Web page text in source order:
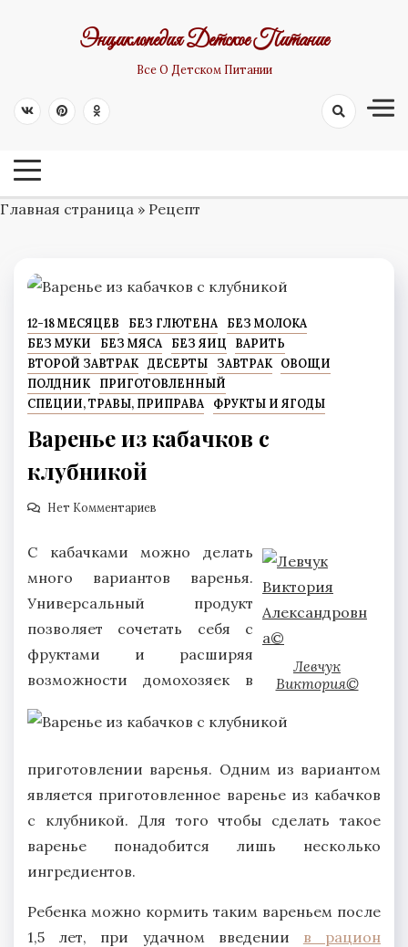
Энциклопедия Детское Питание
Все О Детском Питании
Главная страница » Рецепт
12-18 МЕСЯЦЕВ БЕЗ ГЛЮТЕНА
БЕЗ МОЛОКА
БЕЗ МУКИ
БЕЗ МЯСА БЕЗ ЯИЦ
ВАРИТЬ
ВТОРОЙ ЗАВТРАК
ДЕСЕРТЫ ЗАВТРАК
ОВОЩИ
ПОЛДНИК
ПРИГОТОВЛЕННЫЙ
СПЕЦИИ, ТРАВЫ, ПРИПРАВА
ФРУКТЫ И ЯГОДЫ
Варенье из кабачков с
клубникой
Нет Комментариев
Левчук
Виктория©
С кабачками можно делать
много вариантов варенья.
Универсальный продукт
позволяет сочетать себя с
фруктами и расширяя
возможности домохозяек в
приготовлении варенья. Одним из вариантом
является приготовленное варенье из кабачков
с клубникой. Для того чтобы сделать такое
варенье понадобится лишь несколько
ингредиентов.
Ребенка можно кормить таким вареньем после
1,5 лет, при удачном введении в рацион